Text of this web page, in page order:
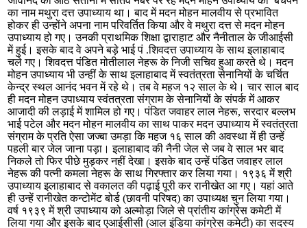
का नाम मथुरा दत्त उपाध्याय था। बाद में मदन मोहन मालवीय से प्रभावित
होकर ही उन्होंने अपना नाम परिवर्तित किया और वे मथुरा दत्त से मदन मोहन
उपाध्याय हो गए। उनकी प्राथमिक शिक्षा द्वाराहाट और नैनीताल के जीआईसी
में हुई। इसके बाद वे अपने बड़े भाई पं .शिवदत्त उपाध्याय के साथ इलाहाबाद
चले गए। शिवदत्त पंडित मोतीलाल नेहरू के निजी सचिव हुआ करते थे। मदन
मोहन उपाध्याय भी उन्हीं के साथ इलाहाबाद में स्वतंत्रता सेनानियों के चर्चित
केन्द्र स्थल आनंद भवन में रहे थे। तब वे महज १२ साल के थे। चार साल बाद
ही मदन मोहन उपाध्याय स्वंतत्रता संग्राम के सेनानियों के संपर्क में आकर
आजादी की लड़ाई में शामिल हो गए। पंडित जवाहर लाल नेहरू, सरदार बल्लभ
भाई पटेल और मदन मोहन मालवीय का साथ पाकर मदन उपाध्याय में स्वतंत्रता
संग्राम के प्रति ऐसा जज्बा उमड़ा कि महज १६ साल की अवस्था में ही उन्हें
पहली बार जेल जाना पड़ा। इलाहाबाद की नैनी जेल से जब वे साल भर बाद
निकले तो फिर पीछे मुड़कर नहीं देखा। इसके बाद उन्हें पंडित जवाहर लाल
नेहरू की पत्नी कमला नेहरू के साथ गिरफ्तार कर लिया गया। १९३६ में श्री
उपाध्याय इलाहाबाद से वकालत की पढ़ाई पूरी कर रानीखेत आ गए। यहां आते
ही उन्हें रानीखेत कन्टोमेंट बोर्ड (छावनी परिषद) का उपाध्यक्ष चुन लिया गया।
वर्ष १९३९ में श्री उपाध्याय को अल्मोड़ा जिले से प्रांतीय कांग्रेस कमेटी में
लिया गया और इसके बाद एआईसीसी (आल इंडिया कांग्रेस कमेटी) का सदस्य